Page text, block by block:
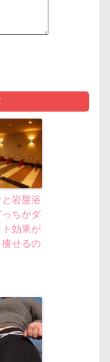
岩盤浴
っちがダ
ト効果が
痩せるの